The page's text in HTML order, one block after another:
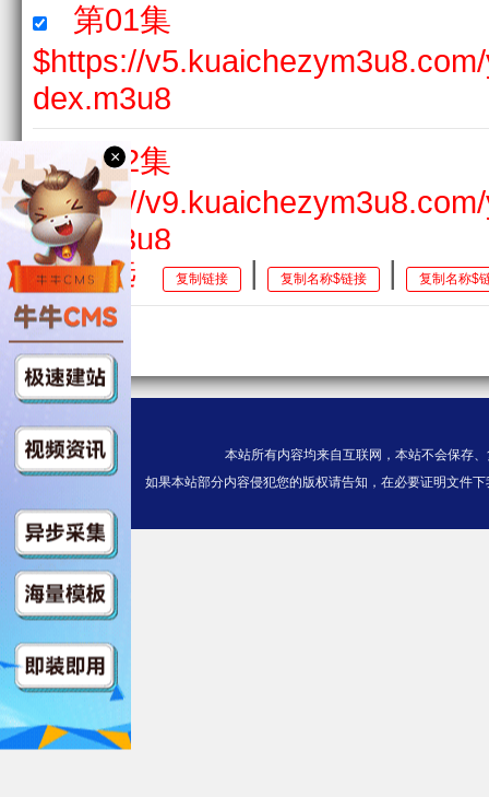
第01集
$https://
dex.m3u8
第02集
$https://
dex.m3u8
第03集
$https://
.m3u8
第04集
$https://
ex.m3u8
第05集
$https://
ndex.m3u8
第06集
全选 复制链接 | 复制名称$链接 | 复制名称$
本站所有内容均来自互联网，本站不会保存
如果本站部分内容侵犯您的版权请告知，在必要证明文件
×